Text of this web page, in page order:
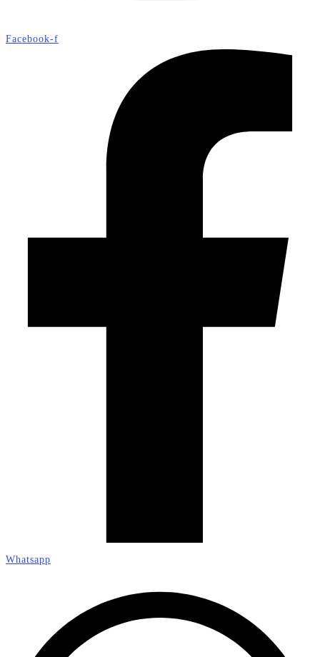
Facebook-f
Whatsapp